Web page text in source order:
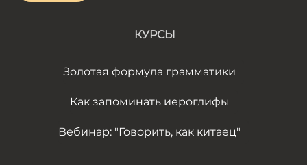
КУРСЫ
Золотая формула грамматики
Как запоминать иероглифы
Вебинар: "Говорить, как китаец"